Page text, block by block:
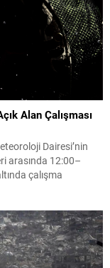
Alan Çalışması
Dairesi’nin
arasında 12:00–
çalışma
maruz kalan
risklerinden
ve inşaat